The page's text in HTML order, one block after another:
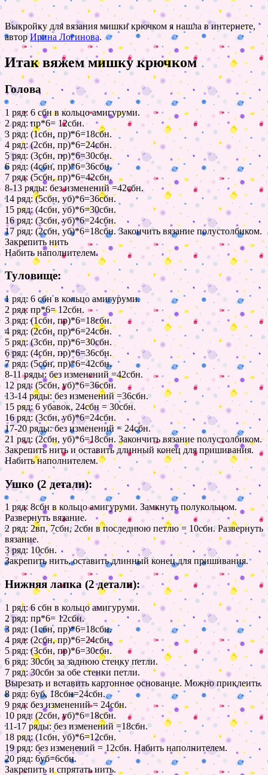
Выкройку для вязания мишки крючком я нашла в интернете,
авторИрина Логинова.
Итак вяжем мишку крючком
Голова
1 ряд: 6 сбн в кольцо амигуруми.
2 ряд: пр*6= 12сбн.
3 ряд: (1сбн, пр)*6=18сбн.
4 ряд: (2сбн, пр)*6=24сбн.
5 ряд: (3сбн, пр)*6=30сбн.
6 ряд: (4сбн, пр)*6=36сбн.
7 ряд: (5сбн, пр)*6=42сбн.
8-13 ряды: без изменений =42сбн.
14 ряд: (5сбн, уб)*6=36сбн.
15 ряд: (4сбн, уб)*6=30сбн.
16 ряд: (3сбн, уб)*6=24сбн.
17 ряд: (2сбн, уб)*6=18сбн. Закончить вязание полустолбиком.
Закрепить нить
Набить наполнителем.
Туловище:
1 ряд: 6 сбн в кольцо амигуруми.
2 ряд: пр*6= 12сбн.
3 ряд: (1сбн, пр)*6=18сбн.
4 ряд: (2сбн, пр)*6=24сбн.
5 ряд: (3сбн, пр)*6=30сбн.
6 ряд: (4сбн, пр)*6=36сбн.
7 ряд: (5сбн, пр)*6=42сбн.
8-11 ряды: без изменений =42сбн.
12 ряд: (5сбн, уб)*6=36сбн.
13-14 ряды: без изменений =36сбн.
15 ряд: 6 убавок, 24сбн = 30сбн.
16 ряд: (3сбн, уб)*6=24сбн.
17-20 ряды: без изменений = 24сбн.
21 ряд: (2сбн, уб)*6=18сбн. Закончить вязание полустолбиком.
Закрепить нить и оставить длинный конец для пришивания.
Набить наполнителем.
Ушко (2 детали):
1 ряд: 8сбн в кольцо амигуруми. Замкнуть полукольцом.
Развернуть вязание.
2 ряд: 2вп, 7сбн, 2сбн в последнюю петлю = 10сбн. Развернуть
вязание.
3 ряд: 10сбн.
Закрепить нить, оставить длинный конец для пришивания.
Нижняя лапка (2 детали):
1 ряд: 6 сбн в кольцо амигуруми.
2 ряд: пр*6= 12сбн.
3 ряд: (1сбн, пр)*6=18сбн.
4 ряд: (2сбн, пр)*6=24сбн.
5 ряд: (3сбн, пр)*6=30сбн.
6 ряд: 30сбн за заднюю стенку петли.
7 ряд: 30сбн за обе стенки петли.
Вырезать и вставить картонное основание. Можно приклеить.
8 ряд: 6уб, 18сбн=24сбн.
9 ряд: без изменений = 24сбн.
10 ряд: (2сбн, уб)*6=18сбн.
11-17 ряды: без изменений =18сбн.
18 ряд: (1сбн, уб)*6=12сбн.
19 ряд: без изменений = 12сбн. Набить наполнителем.
20 ряд: 6уб=6сбн.
Закрепить и спрятать нить.